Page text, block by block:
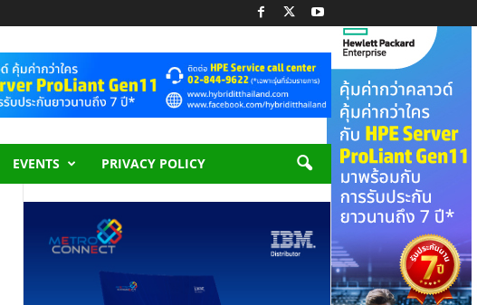
EVENTS PRIVACY POLICY